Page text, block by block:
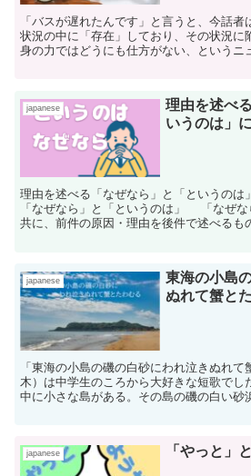
「バスが遅れたんです」と言うと、今話者
状況の中に「存在」しており、その状況に
身の力ではどうにも仕方がない、というニ
japanese
理由を述べ
いうのは」
理由を述べる「なぜなら」と「というのは
「なぜなら」と「というのは」 「なぜな
共に、前件の原因・理由を後件で述べるも
japanese
東海の小島
ぬれて蟹と
「東海の小島の磯の白砂にわれ泣きぬれ
木）は中学生のころから大好きな短歌でし
中に小さな島がある。その島の磯の白い砂
japanese 「やっと」